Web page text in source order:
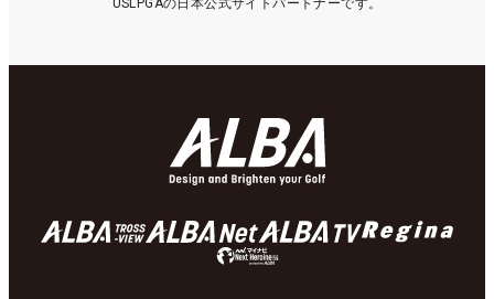
USLPGAの日本公式サイトパートナーです。